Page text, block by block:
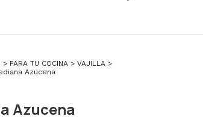
> PARA TU COCINA > VAJILLA >
Azucena
Azucena